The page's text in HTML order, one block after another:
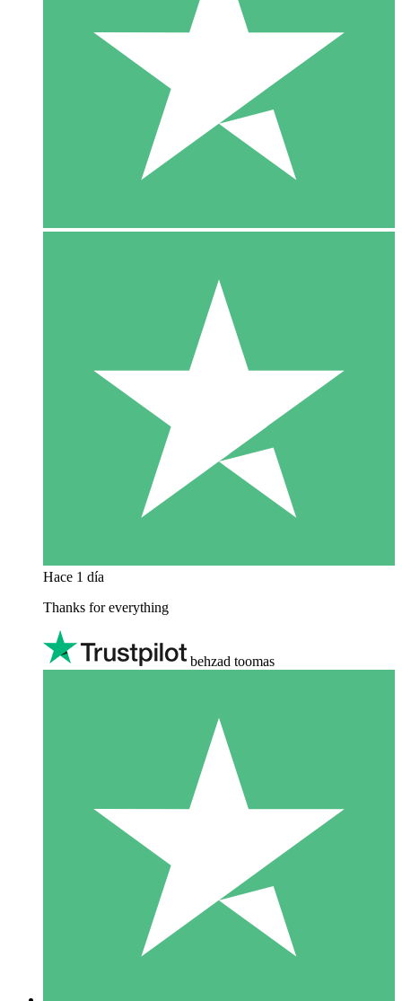
Hace 1 día
Thanks for everything
behzad toomas